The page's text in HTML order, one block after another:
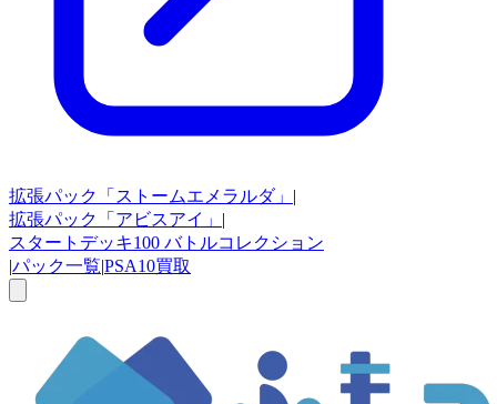
拡張パック 「ストームエメラルダ」 |
拡張パック
「アビスアイ」 |
スタートデッキ100 バトルコレクション
|パック一覧|PSA10買取